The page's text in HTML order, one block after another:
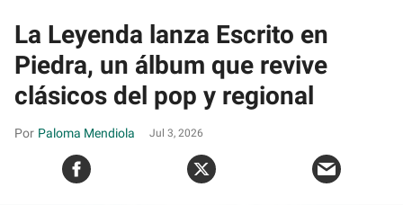
La Leyenda lanza Escrito en
Piedra, un álbum que revive
clásicos del pop y regional
Paloma Mendiola Jul 3, 2026